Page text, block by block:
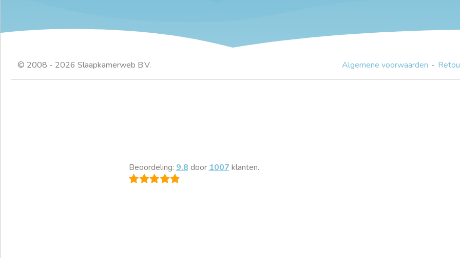
© 2008 - 2026 Slaapkamerweb B.V. Algemene voorwaarden
Beoordeling: 9.8 door 1007 klanten.